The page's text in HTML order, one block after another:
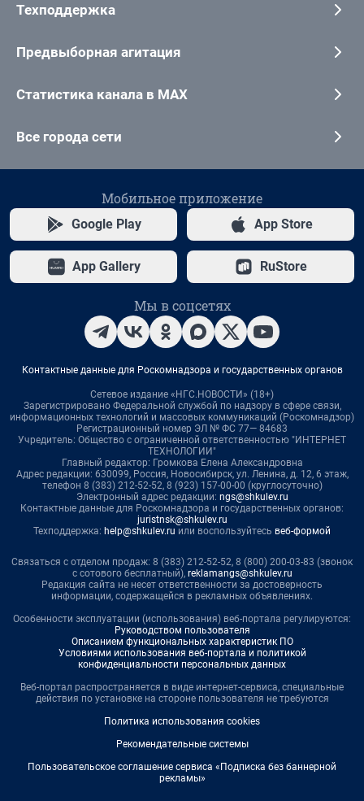
Техподдержка
Предвыборная агитация
Статистика канала в MAX
Все города сети
Мобильное приложение
Google Play App Store
App Gallery RuStore
Мы в соцсетях
Контактные данные для Роскомнадзора и государственных органов
Сетевое издание «НГС.НОВОСТИ» (18+)
Зарегистрировано Федеральной службой по надзору в сфере связи,
информационных технологий и массовых коммуникаций (Роскомнадзор)
Регистрационный номер ЭЛ № ФС 77— 84683
Учредитель: Общество с ограниченной ответственностью "ИНТЕРНЕТ
ТЕХНОЛОГИИ"
Главный редактор: Громкова Елена Александровна
Адрес редакции: 630099, Россия, Новосибирск, ул. Ленина, д. 12, 6 этаж,
телефон 8 (383) 212-52-52, 8 (923) 157-00-00 (круглосуточно)
Электронный адрес редакции: ngs@shkulev.ru
Контактные данные для Роскомнадзора и государственных органов:
juristnsk@shkulev.ru
Техподдержка: help@shkulev.ru или воспользуйтесь веб-формой
Связаться с отделом продаж: 8 (383) 212-52-52, 8 (800) 200-03-83 (звонок
с сотового бесплатный), reklamangs@shkulev.ru
Редакция сайта не несет ответственности за достоверность
информации, содержащейся в рекламных объявлениях.
Особенности эксплуатации (использования) веб-портала регулируются:
Руководством пользователя
Описанием функциональных характеристик ПО
Условиями использования веб-портала и политикой
конфиденциальности персональных данных
Веб-портал распространяется в виде интернет-сервиса, специальные
действия по установке на стороне пользователя не требуются
Политика использования cookies
Рекомендательные системы
Пользовательское соглашение сервиса «Подписка без баннерной
рекламы»